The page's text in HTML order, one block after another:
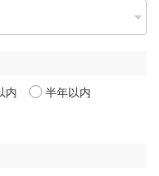
内
半年以内